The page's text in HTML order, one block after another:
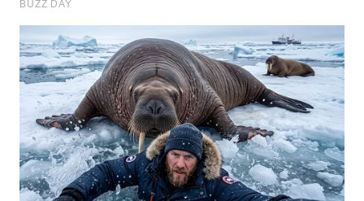
WN
PRIANGAN
TIMUR
WN
SEMARANG
WN
SOLO